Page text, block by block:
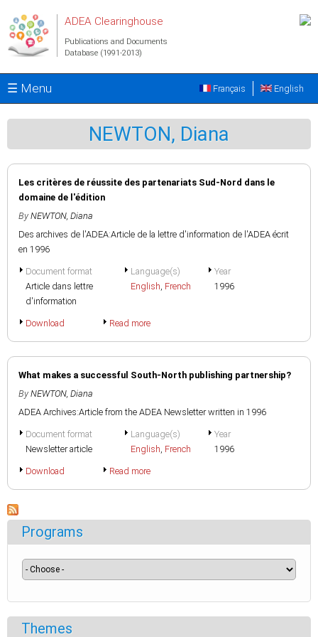
ADEA Clearinghouse
Publications and Documents
Database (1991-2013)
☰ Menu English
Français
NEWTON, Diana
Les critères de réussite des partenariats Sud-Nord dans le
domaine de l'édition
By NEWTON, Diana
Des archives de l'ADEA:Article de la lettre d'information de l'ADEA écrit
en 1996
Document format
Article dans lettre
d'information
Language(s)
English, French
Year
1996
Download Read more
What makes a successful South-North publishing partnership?
By NEWTON, Diana
ADEA Archives:Article from the ADEA Newsletter written in 1996
Document format
Newsletter article
Language(s)
English, French
Year
1996
Download Read more
Programs
Themes